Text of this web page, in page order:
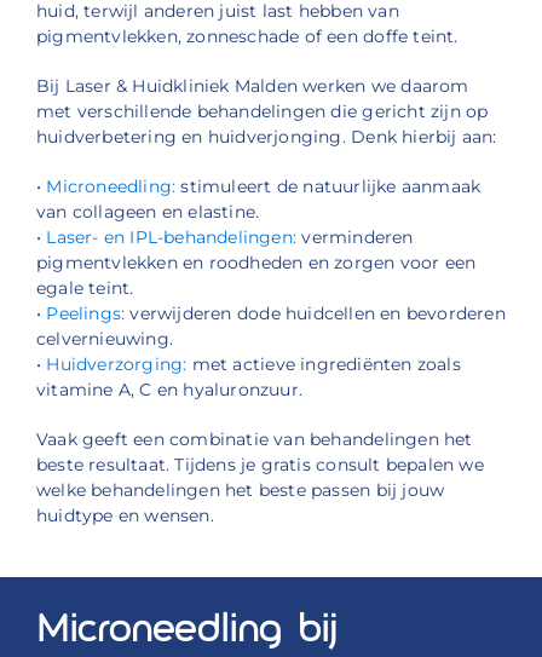
huid, terwijl anderen juist last hebben van
pigmentvlekken, zonneschade of een doffe teint.
Bij Laser & Huidkliniek Malden werken we daarom
met verschillende behandelingen die gericht zijn op
huidverbetering en huidverjonging. Denk hierbij aan:
• Microneedling: stimuleert de natuurlijke aanmaak
van collageen en elastine.
• Laser- en IPL-behandelingen: verminderen
pigmentvlekken en roodheden en zorgen voor een
egale teint.
• Peelings: verwijderen dode huidcellen en bevorderen
celvernieuwing.
• Huidverzorging: met actieve ingrediënten zoals
vitamine A, C en hyaluronzuur.
Vaak geeft een combinatie van behandelingen het
beste resultaat. Tijdens je gratis consult bepalen we
welke behandelingen het beste passen bij jouw
huidtype en wensen.
Microneedling bij